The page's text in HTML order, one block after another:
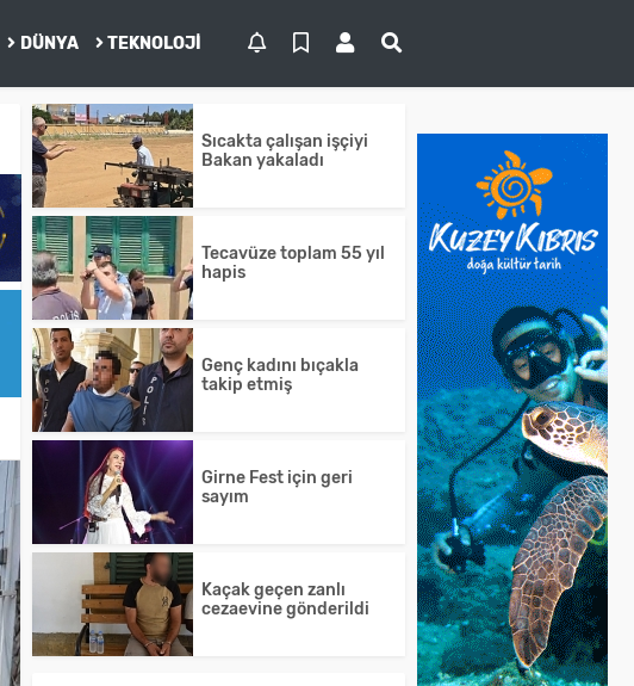
DÜNYA TEKNOLOJI
Sıcakta çalışan işçiyi
Bakan yakaladı
Tecavüze toplam 55 yıl
hapis
Genç kadını bıçakla
takip etmiş
Girne Fest için geri
sayım
Kaçak geçen zanlı
cezaevine gönderildi